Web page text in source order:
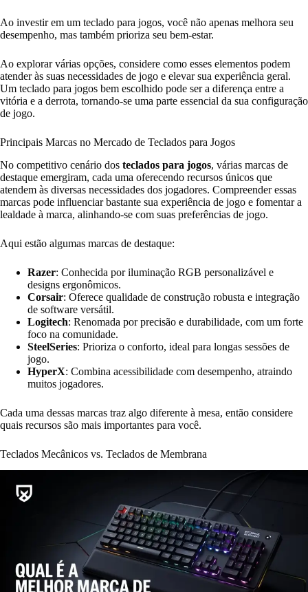
Ao investir em um teclado para jogos, você não apenas melhora seu
desempenho, mas também prioriza seu bem-estar.
Ao explorar várias opções, considere como esses elementos podem
atender às suas necessidades de jogo e elevar sua experiência geral.
Um teclado para jogos bem escolhido pode ser a diferença entre a
vitória e a derrota, tornando-se uma parte essencial da sua configuração
de jogo.
Principais Marcas no Mercado de Teclados para Jogos
No competitivo cenário dos teclados para jogos, várias marcas de
destaque emergiram, cada uma oferecendo recursos únicos que
atendem às diversas necessidades dos jogadores. Compreender essas
marcas pode influenciar bastante sua experiência de jogo e fomentar a
lealdade à marca, alinhando-se com suas preferências de jogo.
Aqui estão algumas marcas de destaque:
Razer: Conhecida por iluminação RGB personalizável e
designs ergonômicos.
Corsair: Oferece qualidade de construção robusta e integração
de software versátil.
Logitech: Renomada por precisão e durabilidade, com um forte
foco na comunidade.
SteelSeries: Prioriza o conforto, ideal para longas sessões de
jogo.
HyperX: Combina acessibilidade com desempenho, atraindo
muitos jogadores.
Cada uma dessas marcas traz algo diferente à mesa, então considere
quais recursos são mais importantes para você.
Teclados Mecânicos vs. Teclados de Membrana